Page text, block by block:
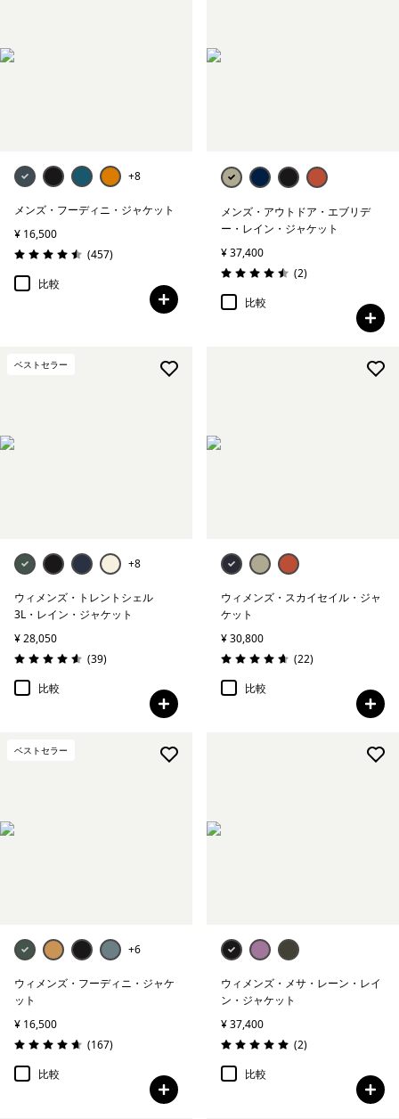
+8
メンズ・フーディニ・ジャケット
¥ 16,500
評価: 4.5 / 5
(457レビュー
)
比較
メンズ・アウトドア・エブリデ
ー・レイン・ジャケット
¥ 37,400
評価: 4.5 / 5
(2レビュー
)
比較
ベストセラー
+8
ウィメンズ・トレントシェル
3L・レイン・ジャケット
¥ 28,050
評価: 4.6 / 5
(39レビュー
)
比較
ウィメンズ・スカイセイル・ジャ
ケット
¥ 30,800
評価: 4.7 / 5
(22レビュー
)
比較
ベストセラー
+6
ウィメンズ・フーディニ・ジャケ
ット
¥ 16,500
評価: 4.7 / 5
(167レビュー
)
比較
ウィメンズ・メサ・レーン・レイ
ン・ジャケット
¥ 37,400
評価: 5.0 / 5
(2レビュー
)
比較